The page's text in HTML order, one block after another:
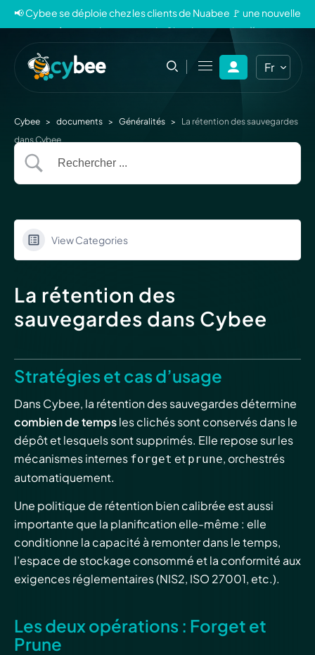
📢 Cybee se déploie chez les clients de Nuabee 🚩 une nouvelle
ère pour la sauvegarde Cloud souveraine 🐝
Fr
En
Cybee > documents > Généralités >
La rétention des sauvegardes
dans Cybee
View Categories
La rétention des
sauvegardes dans Cybee
Stratégies et cas d’usage
Dans Cybee, la rétention des sauvegardes détermine
combien de tempsles clichés sont conservés dans le
dépôt et lesquels sont supprimés. Elle repose sur les
mécanismes internes forget et prune, orchestrés
automatiquement.
Une politique de rétention bien calibrée est aussi
importante que la planification elle-même : elle
conditionne la capacité à remonter dans le temps,
l’espace de stockage consommé et la conformité aux
exigences réglementaires (NIS2, ISO 27001, etc.).
Les deux opérations : Forget et
Prune